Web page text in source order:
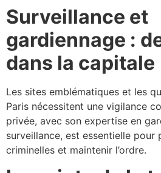
Surveillance et
gardiennage :
dans la capitale
Les sites emblématiques et les
Paris nécessitent une vigilance
privée, avec son expertise en
surveillance, est essentielle pour
criminelles et maintenir l’ordre.